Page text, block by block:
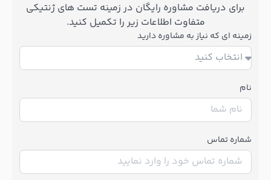
برای دریافت مشاوره رایگان در زمینه تست های ژنتیکی
متفاوت اطلاعات زیر را تکمیل کنید.
زمینه ای که نیاز به مشاوره دارید
نام
شماره تماس